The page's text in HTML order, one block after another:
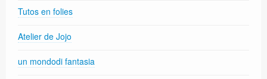
Tutos en folies
Atelier de Jojo
un mondodi fantasia